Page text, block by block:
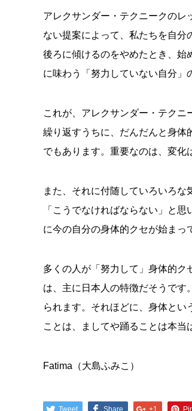
アレクサンダー・テクニークの
ない提案によって、私たちを自分
後ろに傾けるのをやめたとき、始
に味わう「努力していない自分」
これが、アレクサンダー・テク
繰り返すうちに、だんだんと身体
でもあります。重要なのは、変化
また、それに付随していろいろな
「こうでなければならない」と
に今の自分の身体的クセが始まっ
多くの人が「努力して」身体的
は、主に日本人の特徴だそうです
られます。それほどに、身体と
ことは、ましてや踊ることは本当
Fatima（大島ふみこ）
Tweet Share +1